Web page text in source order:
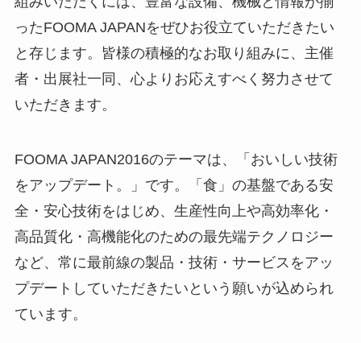
ったFOOMA JAPANをぜひお役立ていただきたい
と存じます。皆様の積極的なお取り組みに、主催
者・出展社一同、心よりお応えすべく努力させて
いただきます。
FOOMA JAPAN2016のテーマは、「おいしい技術
をアップデート。」です。「食」の基盤である安
全・安心技術をはじめ、生産性向上や高効率化・
高品質化・高機能化のための最先端テクノロジー
など、常に最前線の製品・技術・サービスをアッ
プデートしていただきたいという願いが込められ
ています。